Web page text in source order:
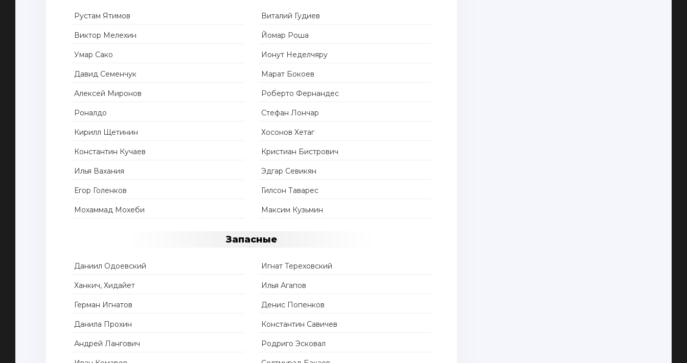
Рустам Ятимов
Виктор Мелехин
Умар Сако
Давид Семенчук
Алексей Миронов
Роналдо
Кирилл Щетинин
Константин Кучаев
Илья Вахания
Егор Голенков
Мохаммад Мохеби
Виталий Гудиев
Йомар Роша
Ионут Неделчяру
Марат Бокоев
Роберто Фернандес
Стефан Лончар
Хосонов Хетаг
Кристиан Бистрович
Эдгар Севикян
Гилсон Таварес
Максим Кузьмин
Запасные
Даниил Одоевский
Ханкич, Хидайет
Герман Игнатов
Данила Прохин
Андрей Лангович
Игнат Тереховский
Илья Агапов
Денис Попенков
Константин Савичев
Родриго Эсковал